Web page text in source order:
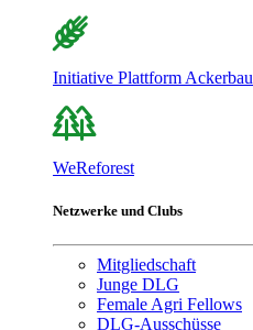
Initiative Plattform Ackerbau
WeReforest
Netzwerke und Clubs
Mitgliedschaft
Junge DLG
Female Agri Fellows
DLG-Ausschüsse